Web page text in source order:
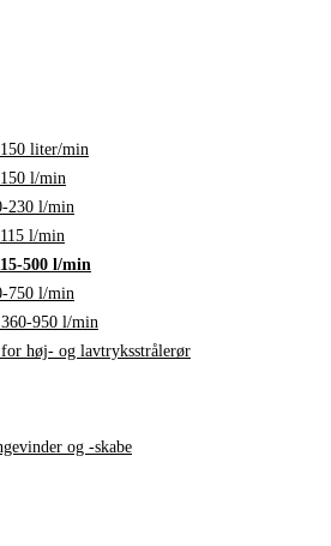
liter/min
l/min
230 l/min
l/min
500 l/min
750 l/min
950 l/min
høj- og lavtryksstrålerør
og -skabe